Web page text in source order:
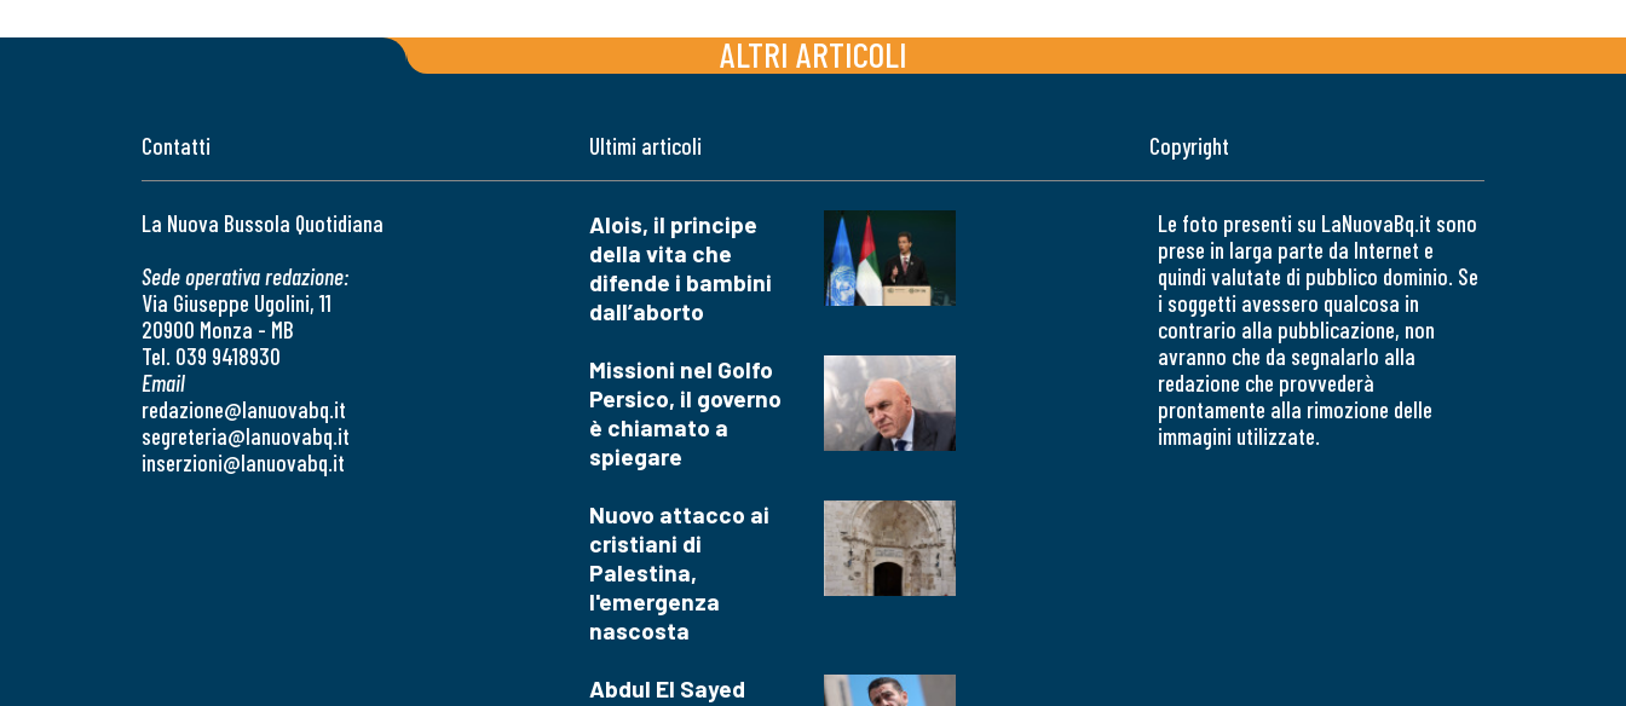
ALTRI ARTICOLI
Contatti
La Nuova Bussola Quotidiana
Sede operativa redazione:
Via Giuseppe Ugolini, 11
20900 Monza - MB
Tel. 039 9418930
Email
redazione@lanuovabq.it
segreteria@lanuovabq.it
inserzioni@lanuovabq.it
Ultimi articoli
Alois, il principe
della vita che
difende i bambini
dall’aborto
Missioni nel Golfo
Persico, il governo
è chiamato a
spiegare
Nuovo attacco ai
cristiani di
Palestina,
l'emergenza
nascosta
Abdul El Sayed
Copyright
Le foto presenti su LaNuovaBq.it sono
prese in larga parte da Internet e
quindi valutate di pubblico dominio. Se
i soggetti avessero qualcosa in
contrario alla pubblicazione, non
avranno che da segnalarlo alla
redazione che provvederà
prontamente alla rimozione delle
immagini utilizzate.